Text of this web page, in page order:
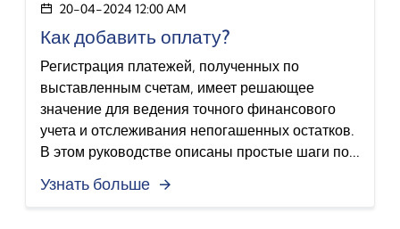
20-04-2024 12:00 AM
Как добавить оплату?
Регистрация платежей, полученных по
выставленным счетам, имеет решающее
значение для ведения точного финансового
учета и отслеживания непогашенных остатков.
В этом руководстве описаны простые шаги по...
Узнать больше